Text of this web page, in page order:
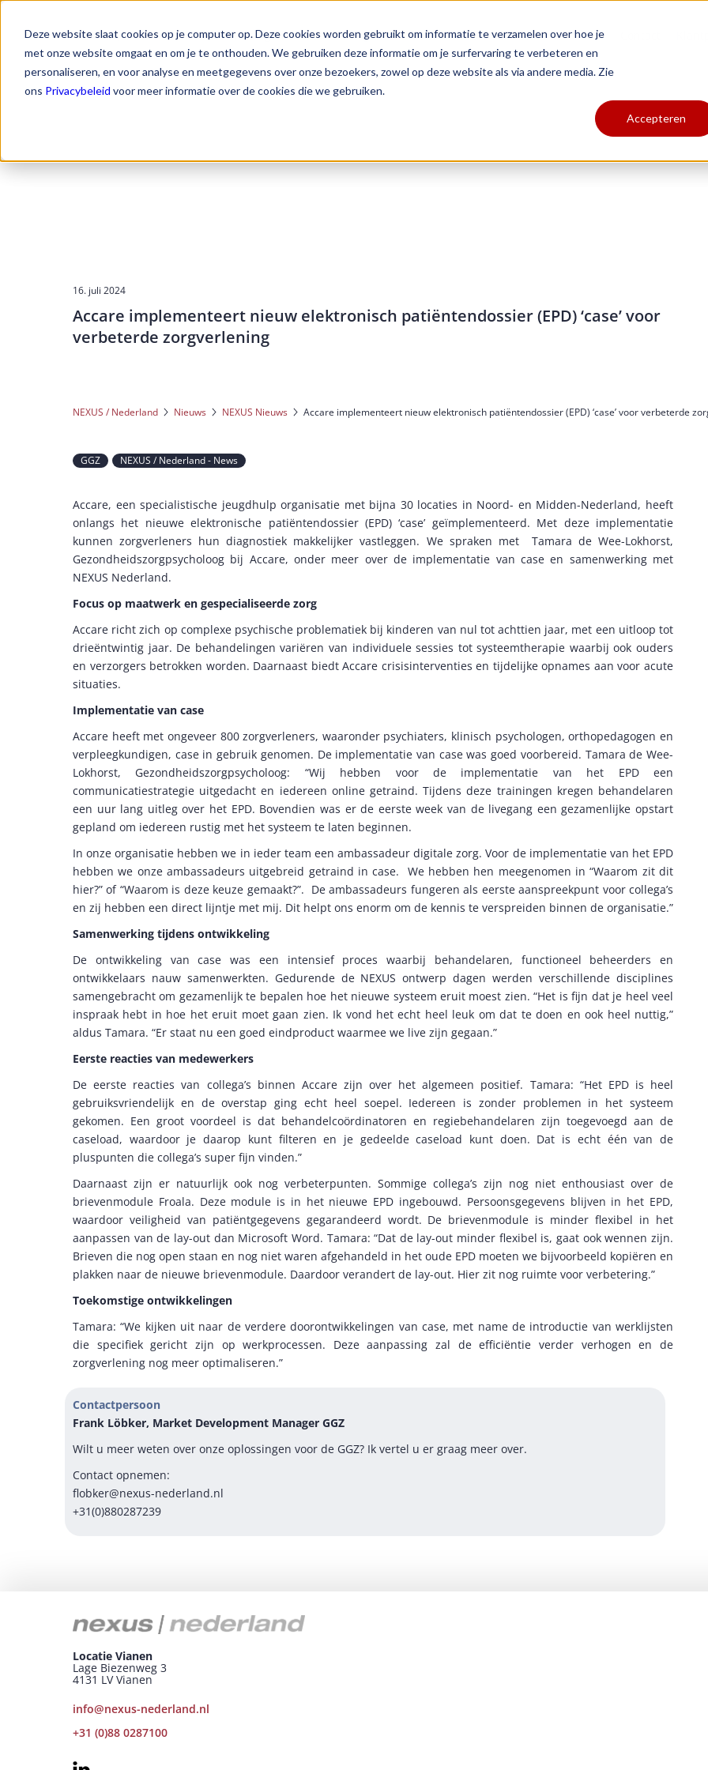
Deze website slaat cookies op je computer op. Deze cookies worden gebruikt om informatie te verzamelen over hoe je
met onze website omgaat en om je te onthouden. We gebruiken deze informatie om je surfervaring te verbeteren en
personaliseren, en voor analyse en meetgegevens over onze bezoekers, zowel op deze website als via andere media. Zie
ons Privacybeleid voor meer informatie over de cookies die we gebruiken.
Accepteren
Oplossingen Nieuws Agenda Succesverhalen Vacatures Over
16. juli 2024
Accare implementeert nieuw elektronisch patiëntendossier (EPD) ‘case’ voor
verbeterde zorgverlening
NEXUS / Nederland Nieuws NEXUS Nieuws Accare implementeert nieuw elektronisch patiëntendossier (EPD) ‘case’ voor verbeterde
GGZ NEXUS / Nederland - News
Accare, een specialistische jeugdhulp organisatie met bijna 30 locaties in Noord- en Midden-Nederland, heeft
onlangs het nieuwe elektronische patiëntendossier (EPD) ‘case’ geïmplementeerd. Met deze implementatie
kunnen zorgverleners hun diagnostiek makkelijker vastleggen. We spraken met Tamara de Wee-Lokhorst,
Gezondheidszorgpsycholoog bij Accare, onder meer over de implementatie van case en samenwerking met
NEXUS Nederland.
Focus op maatwerk en gespecialiseerde zorg
Accare richt zich op complexe psychische problematiek bij kinderen van nul tot achttien jaar, met een uitloop tot
drieëntwintig jaar. De behandelingen variëren van individuele sessies tot systeemtherapie waarbij ook ouders
en verzorgers betrokken worden. Daarnaast biedt Accare crisisinterventies en tijdelijke opnames aan voor acute
situaties.
Implementatie van case
Accare heeft met ongeveer 800 zorgverleners, waaronder psychiaters, klinisch psychologen, orthopedagogen en
verpleegkundigen, case in gebruik genomen. De implementatie van case was goed voorbereid. Tamara de Wee-
Lokhorst, Gezondheidszorgpsycholoog: “Wij hebben voor de implementatie van het EPD een
communicatiestrategie uitgedacht en iedereen online getraind. Tijdens deze trainingen kregen behandelaren
een uur lang uitleg over het EPD. Bovendien was er de eerste week van de livegang een gezamenlijke opstart
gepland om iedereen rustig met het systeem te laten beginnen.
In onze organisatie hebben we in ieder team een ambassadeur digitale zorg. Voor de implementatie van het EPD
hebben we onze ambassadeurs uitgebreid getraind in case. We hebben hen meegenomen in “Waarom zit dit
hier?” of “Waarom is deze keuze gemaakt?”. De ambassadeurs fungeren als eerste aanspreekpunt voor collega’s
en zij hebben een direct lijntje met mij. Dit helpt ons enorm om de kennis te verspreiden binnen de organisatie.”
Samenwerking tijdens ontwikkeling
De ontwikkeling van case was een intensief proces waarbij behandelaren, functioneel beheerders en
ontwikkelaars nauw samenwerkten. Gedurende de NEXUS ontwerp dagen werden verschillende disciplines
samengebracht om gezamenlijk te bepalen hoe het nieuwe systeem eruit moest zien. “Het is fijn dat je heel veel
inspraak hebt in hoe het eruit moet gaan zien. Ik vond het echt heel leuk om dat te doen en ook heel nuttig,”
aldus Tamara. “Er staat nu een goed eindproduct waarmee we live zijn gegaan.”
Eerste reacties van medewerkers
De eerste reacties van collega’s binnen Accare zijn over het algemeen positief. Tamara: “Het EPD is heel
gebruiksvriendelijk en de overstap ging echt heel soepel. Iedereen is zonder problemen in het systeem
gekomen. Een groot voordeel is dat behandelcoördinatoren en regiebehandelaren zijn toegevoegd aan de
caseload, waardoor je daarop kunt filteren en je gedeelde caseload kunt doen. Dat is echt één van de
pluspunten die collega’s super fijn vinden.”
Daarnaast zijn er natuurlijk ook nog verbeterpunten. Sommige collega’s zijn nog niet enthousiast over de
brievenmodule Froala. Deze module is in het nieuwe EPD ingebouwd. Persoonsgegevens blijven in het EPD,
waardoor veiligheid van patiëntgegevens gegarandeerd wordt. De brievenmodule is minder flexibel in het
aanpassen van de lay-out dan Microsoft Word. Tamara: “Dat de lay-out minder flexibel is, gaat ook wennen zijn.
Brieven die nog open staan en nog niet waren afgehandeld in het oude EPD moeten we bijvoorbeeld kopiëren en
plakken naar de nieuwe brievenmodule. Daardoor verandert de lay-out. Hier zit nog ruimte voor verbetering.”
Toekomstige ontwikkelingen
Tamara: “We kijken uit naar de verdere doorontwikkelingen van case, met name de introductie van werklijsten
die specifiek gericht zijn op werkprocessen. Deze aanpassing zal de efficiëntie verder verhogen en de
zorgverlening nog meer optimaliseren.”
Contactpersoon
Frank Löbker, Market Development Manager GGZ
Wilt u meer weten over onze oplossingen voor de GGZ? Ik vertel u er graag meer over.
Contact opnemen:
flobker@nexus-nederland.nl
+31(0)880287239
Locatie Vianen
Lage Biezenweg 3
4131 LV Vianen
info@nexus-nederland.nl
+31 (0)88 0287100